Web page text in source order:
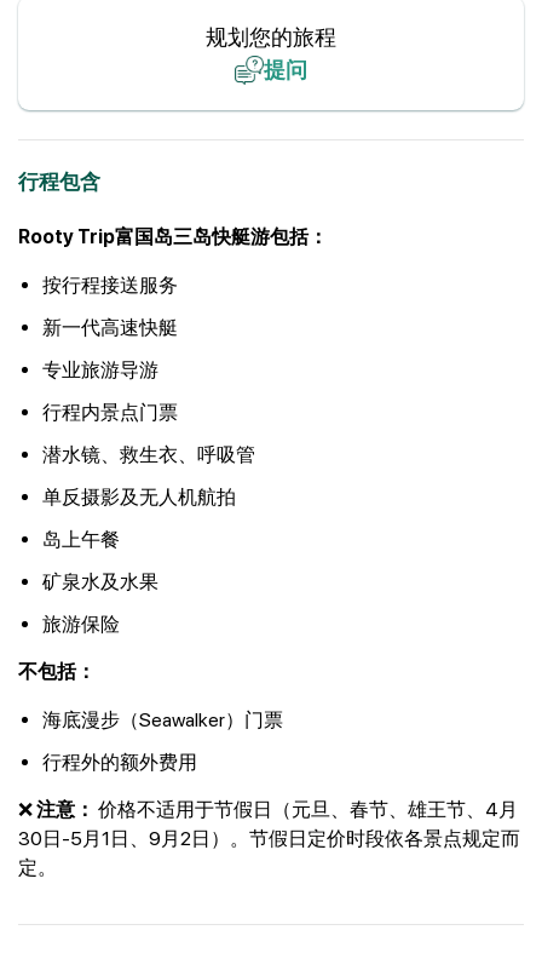
规划您的旅程
提问
行程包含
Rooty Trip富国岛三岛快艇游包括：
按行程接送服务
新一代高速快艇
专业旅游导游
行程内景点门票
潜水镜、救生衣、呼吸管
单反摄影及无人机航拍
岛上午餐
矿泉水及水果
旅游保险
不包括：
海底漫步（Seawalker）门票
行程外的额外费用
❌注意： 价格不适用于节假日（元旦、春节、雄王节、4月
30日-5月1日、9月2日）。节假日定价时段依各景点规定而
定。